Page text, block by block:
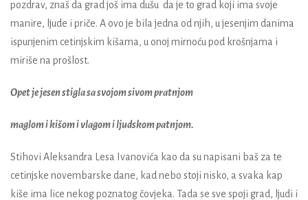
pozdrav, znaš da grad još ima dušu da je to grad koji ima svoje
manire, ljude i priče. A ovo je bila jedna od njih, u jesenjim danima
ispunjenim cetinjskim kišama, u onoj mirnoću pod krošnjama i
miriše na prošlost.
Opet je jesen stigla sa svojom sivom pratnjom
maglom i kišom i vlagom i ljudskom patnjom.
Stihovi Aleksandra Lesa Ivanovića kao da su napisani baš za te
cetinjske novembarske dane, kad nebo stoji nisko, a svaka kap
kiše ima lice nekog poznatog čovjeka. Tada se sve spoji grad, ljudi i